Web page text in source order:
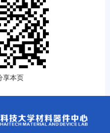
享本页